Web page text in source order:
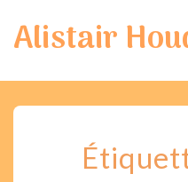
passer
Alistair